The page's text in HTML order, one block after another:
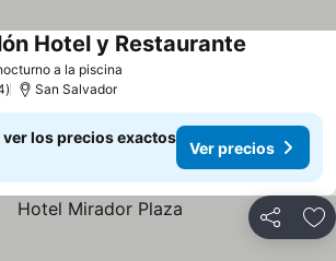
a la piscina
Hotel y Restaurante
San Salvador
los precios exactos
Ver precios
Compartir